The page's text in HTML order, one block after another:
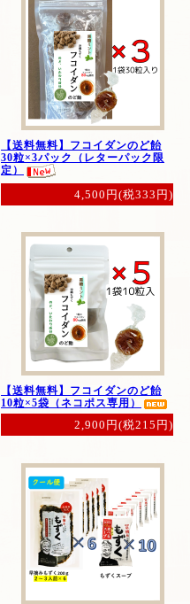
【送料無料】フコイダンのど飴
30粒×3パック（レターパック限
定）
4,500円(税333円)
【送料無料】フコイダンのど飴
10粒×5袋（ネコポス専用）
2,900円(税215円)